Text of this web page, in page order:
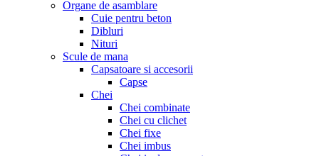
Organe de asamblare
Cuie pentru beton
Dibluri
Nituri
Scule de mana
Capsatoare si accesorii
Capse
Chei
Chei combinate
Chei cu clichet
Chei fixe
Chei imbus